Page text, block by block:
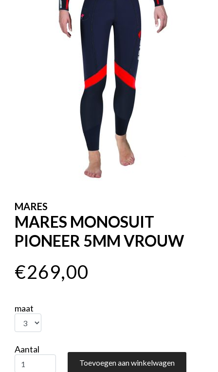
MARES
MARES MONOSUIT
PIONEER 5MM VROUW
€269,00
maat
Aantal
Toevoegen aan winkelwagen